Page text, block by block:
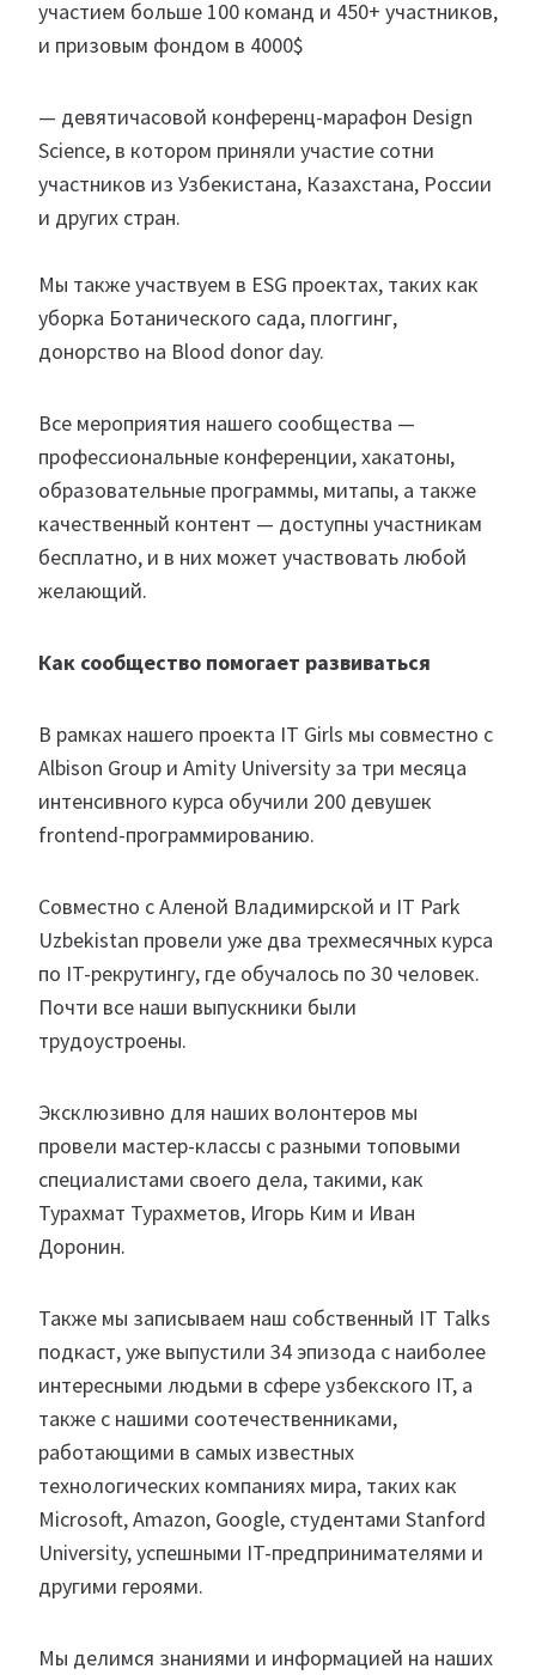
участием больше 100 команд и 450+ участников,
и призовым фондом в 4000$
— девятичасовой конференц-марафон Design
Science, в котором приняли участие сотни
участников из Узбекистана, Казахстана, России
и других стран.
Мы также участвуем в ESG проектах, таких как
уборка Ботанического сада, плоггинг,
донорство на Blood donor day.
Все мероприятия нашего сообщества —
профессиональные конференции, хакатоны,
образовательные программы, митапы, а также
качественный контент — доступны участникам
бесплатно, и в них может участвовать любой
желающий.
Как сообщество помогает развиваться
В рамках нашего проекта IT Girls мы совместно с
Albison Group и Amity University за три месяца
интенсивного курса обучили 200 девушек
frontend-программированию.
Совместно с Аленой Владимирской и IT Park
Uzbekistan провели уже два трехмесячных курса
по IT-рекрутингу, где обучалось по 30 человек.
Почти все наши выпускники были
трудоустроены.
Эксклюзивно для наших волонтеров мы
провели мастер-классы с разными топовыми
специалистами своего дела, такими, как
Турахмат Турахметов, Игорь Ким и Иван
Доронин.
Также мы записываем наш собственный IT Talks
подкаст, уже выпустили 34 эпизода с наиболее
интересными людьми в сфере узбекского IT, а
также с нашими соотечественниками,
работающими в самых известных
технологических компаниях мира, таких как
Microsoft, Amazon, Google, студентами Stanford
University, успешными IT-предпринимателями и
другими героями.
Мы делимся знаниями и информацией на наших